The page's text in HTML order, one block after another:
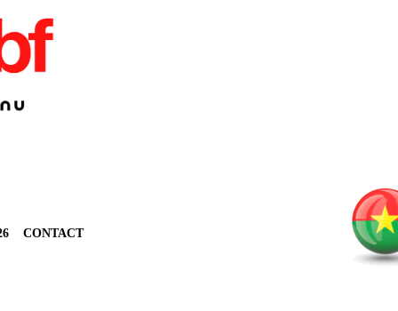
CONTACT